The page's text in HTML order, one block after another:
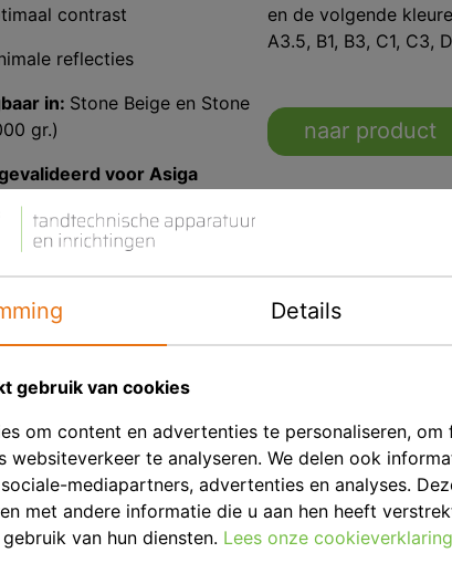
contrast
reflecties
in: Stone Beige en Stone
gr.)
voor Asiga
& Asiga cure
en de volgende
A3.5, B1, B3, C1, C3,
naar product
Details
gebruik van cookies
om content en advertenties te personaliseren,
websiteverkeer te analyseren. We delen ook
mediapartners, advertenties en analyses.
met andere informatie die u aan hen heeft
van hun diensten. Lees onze cookieverklaring